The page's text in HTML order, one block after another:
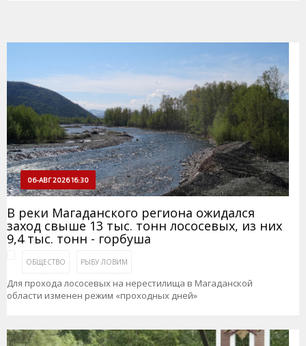
06-АВГ 2026 16:30
В реки Магаданского региона ожидался
заход свыше 13 тыс. тонн лососевых, из них
9,4 тыс. тонн - горбуша
ОБЩЕСТВО РЫБУ ЛОВИМ
Для прохода лососевых на нерестилища в Магаданской
области изменен режим «проходных дней»